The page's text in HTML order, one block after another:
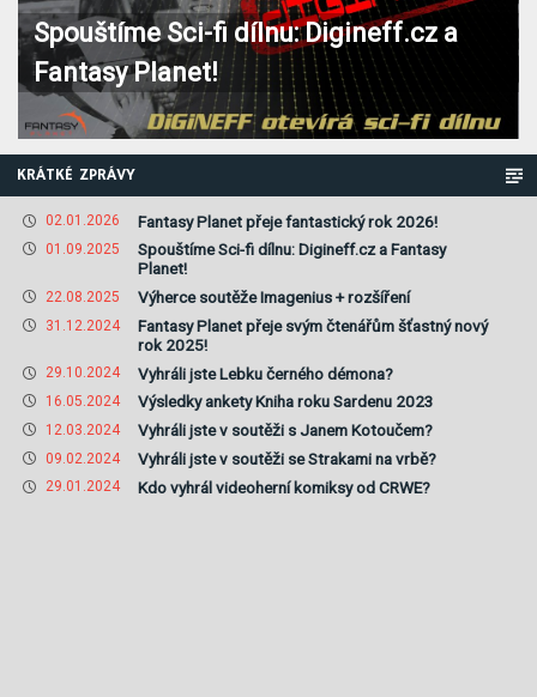
Spouštíme Sci-fi dílnu: Digineff.cz a
Fantasy Planet!
KRÁTKÉ ZPRÁVY
02.01.2026 Fantasy Planet přeje fantastický rok 2026!
01.09.2025
Spouštíme Sci-fi dílnu: Digineff.cz a Fantasy
Planet!
22.08.2025 Výherce soutěže Imagenius + rozšíření
31.12.2024
Fantasy Planet přeje svým čtenářům šťastný nový
rok 2025!
29.10.2024 Vyhráli jste Lebku černého démona?
16.05.2024 Výsledky ankety Kniha roku Sardenu 2023
12.03.2024 Vyhráli jste v soutěži s Janem Kotoučem?
09.02.2024 Vyhráli jste v soutěži se Strakami na vrbě?
29.01.2024 Kdo vyhrál videoherní komiksy od CRWE?